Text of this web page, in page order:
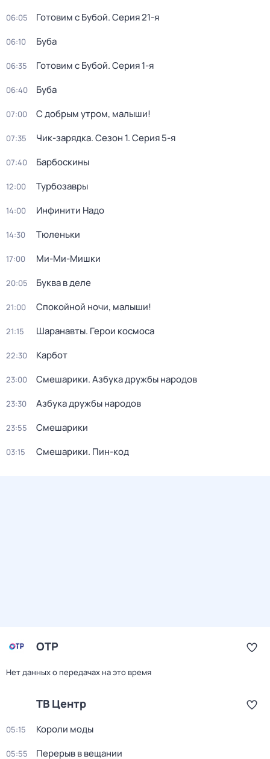
06:05 Готовим с Бубой. Серия 21-я
06:10 Буба
06:35 Готовим с Бубой. Серия 1-я
06:40 Буба
07:00 С добрым утром, малыши!
07:35 Чик-зарядка. Сезон 1. Серия 5-я
07:40 Барбоскины
12:00 Турбозавры
14:00 Инфинити Надо
14:30 Тюленьки
17:00 Ми-Ми-Мишки
20:05 Буква в деле
21:00 Спокойной ночи, малыши!
21:15 Шаранавты. Герои космоса
22:30 Карбот
23:00 Смешарики. Азбука дружбы народов
23:30 Азбука дружбы народов
23:55 Смешарики
03:15 Смешарики. Пин-код
ОТР
Нет данных о передачах на это время
ТВ Центр
05:15 Короли моды
05:55 Перерыв в вещании